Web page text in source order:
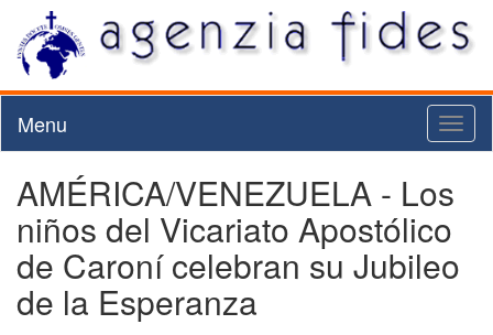
Menu
AMÉRICA/VENEZUELA - Los
niños del Vicariato Apostólico
de Caroní celebran su Jubileo
de la Esperanza